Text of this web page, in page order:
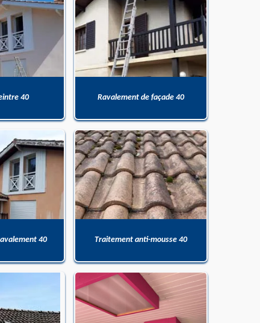
40 Ravalement de façade 40
40 Traitement anti-mousse 40